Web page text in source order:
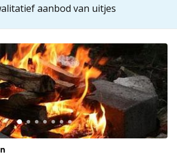
aanbod van uitjes